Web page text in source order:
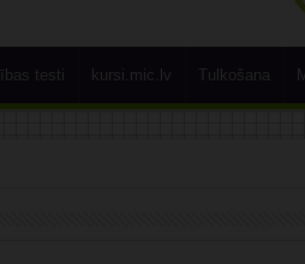
testi kursi.mic.lv Tulkošana